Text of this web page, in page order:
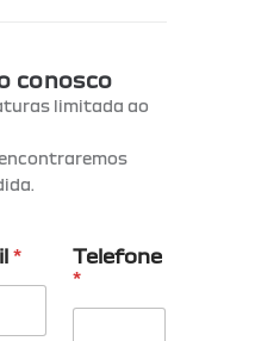
conosco
limitada ao
*
Telefone
*